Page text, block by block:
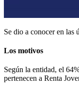
Se dio a conocer en las
Los motivos
Según la entidad, el
pertenecen a Renta